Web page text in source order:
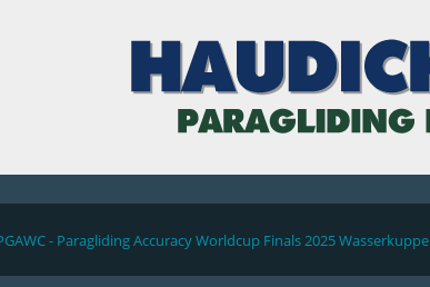
- Paragliding Accuracy Worldcup Finals 2025 Wasserkuppe